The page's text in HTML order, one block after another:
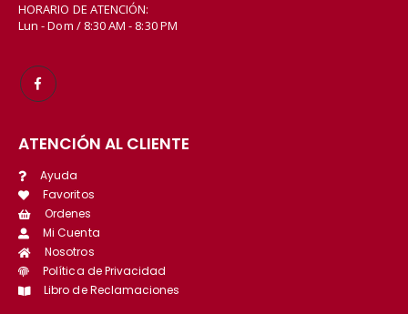
HORARIO DE ATENCIÓN:
Lun - Dom / 8:30 AM - 8:30 PM
ATENCIÓN AL CLIENTE
Ayuda
Favoritos
Ordenes
Mi Cuenta
Nosotros
Política de Privacidad
Libro de Reclamaciones